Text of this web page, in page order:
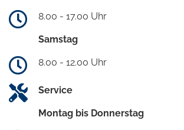
8.00 - 17.00 Uhr
Samstag
8.00 - 12.00 Uhr
Service
Montag bis Donnerstag